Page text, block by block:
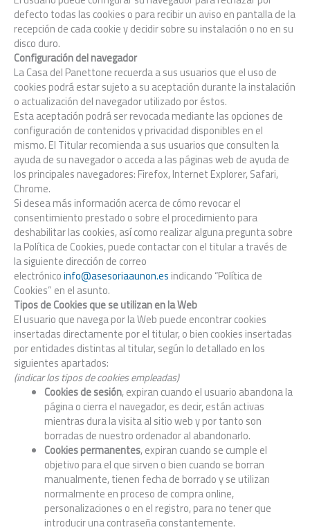
defecto todas las cookies o para recibir un aviso en pantalla de la
recepción de cada cookie y decidir sobre su instalación o no en su
disco duro.
Configuración del navegador
La Casa del Panettone recuerda a sus usuarios que el uso de
cookies podrá estar sujeto a su aceptación durante la instalación
o actualización del navegador utilizado por éstos.
Esta aceptación podrá ser revocada mediante las opciones de
configuración de contenidos y privacidad disponibles en el
mismo. El Titular recomienda a sus usuarios que consulten la
ayuda de su navegador o acceda a las páginas web de ayuda de
los principales navegadores: Firefox, Internet Explorer, Safari,
Chrome.
Si desea más información acerca de cómo revocar el
consentimiento prestado o sobre el procedimiento para
deshabilitar las cookies, así como realizar alguna pregunta sobre
la Política de Cookies, puede contactar con el titular a través de
la siguiente dirección de correo
electrónicoinfo@asesoriaaunon.es indicando “Política de
Cookies” en el asunto.
Tipos de Cookies que se utilizan en la Web
El usuario que navega por la Web puede encontrar cookies
insertadas directamente por el titular, o bien cookies insertadas
por entidades distintas al titular, según lo detallado en los
siguientes apartados:
(indicar los tipos de cookies empleadas)
Cookies de sesión, expiran cuando el usuario abandona la
página o cierra el navegador, es decir, están activas
mientras dura la visita al sitio web y por tanto son
borradas de nuestro ordenador al abandonarlo.
Cookies permanentes, expiran cuando se cumple el
objetivo para el que sirven o bien cuando se borran
manualmente, tienen fecha de borrado y se utilizan
normalmente en proceso de compra online,
personalizaciones o en el registro, para no tener que
introducir una contraseña constantemente.